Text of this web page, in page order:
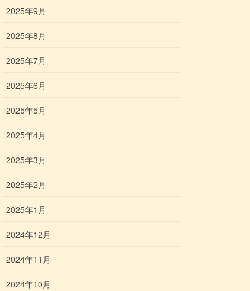
2025年9月
2025年8月
2025年7月
2025年6月
2025年5月
2025年4月
2025年3月
2025年2月
2025年1月
2024年12月
2024年11月
2024年10月